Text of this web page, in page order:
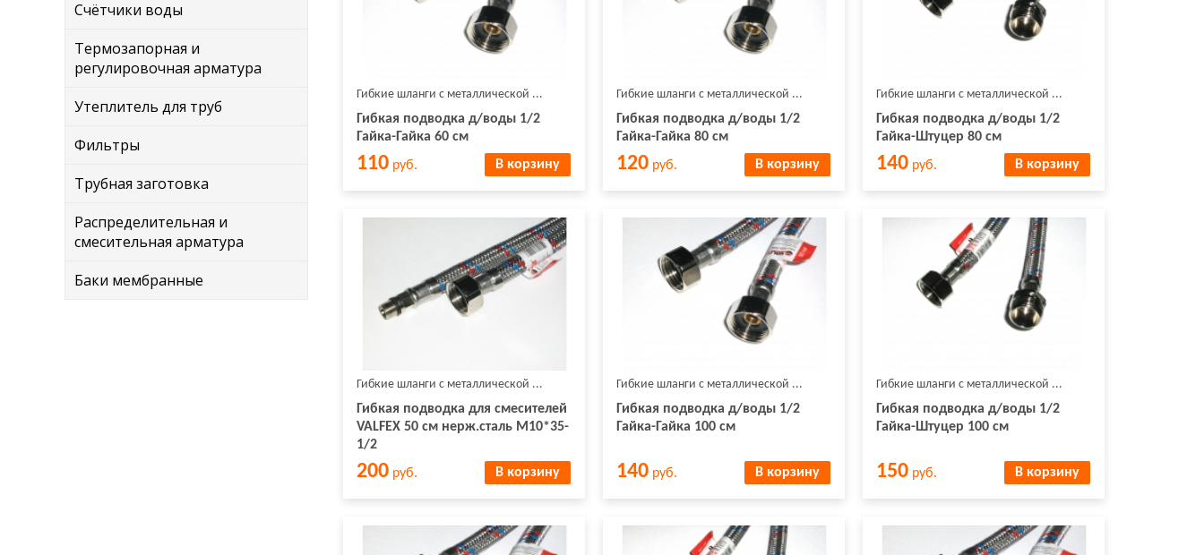
Счётчики воды
Термозапорная и
регулировочная арматура
Утеплитель для труб
Фильтры
Трубная заготовка
Распределительная и
смесительная арматура
Баки мембранные
Гибкие шланги с металлической ...
Гибкая подводка д/воды 1/2
Гайка-Гайка 60 см
110 руб. В корзину
Гибкие шланги с металлической ...
Гибкая подводка д/воды 1/2
Гайка-Гайка 80 см
120 руб. В корзину
Гибкие шланги с металлической ...
Гибкая подводка д/воды 1/2
Гайка-Штуцер 80 см
140 руб. В корзину
Гибкие шланги с металлической ...
Гибкая подводка для смесителей
VALFEX 50 см нерж.сталь М10*35-
1/2
200 руб. В корзину
Гибкие шланги с металлической ...
Гибкая подводка д/воды 1/2
Гайка-Гайка 100 см
140 руб. В корзину
Гибкие шланги с металлической ...
Гибкая подводка д/воды 1/2
Гайка-Штуцер 100 см
150 руб. В корзину